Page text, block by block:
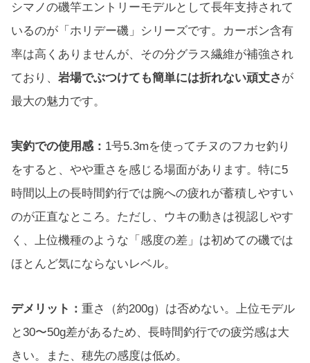
シマノの磯竿エントリーモデルとして長年支持されて
いるのが「ホリデー磯」シリーズです。カーボン含有
率は高くありませんが、その分グラス繊維が補強され
ており、 岩場でぶつけても簡単には折れない頑丈さ が
最大の魅力です。
実釣での使用感： 1号5.3mを使ってチヌのフカセ釣り
をすると、やや重さを感じる場面があります。特に5
時間以上の長時間釣行では腕への疲れが蓄積しやすい
のが正直なところ。ただし、ウキの動きは視認しやす
く、上位機種のような「感度の差」は初めての磯では
ほとんど気にならないレベル。
デメリット： 重さ（約200g）は否めない。上位モデル
と30〜50g差があるため、長時間釣行での疲労感は大
きい。また、穂先の感度は低め。